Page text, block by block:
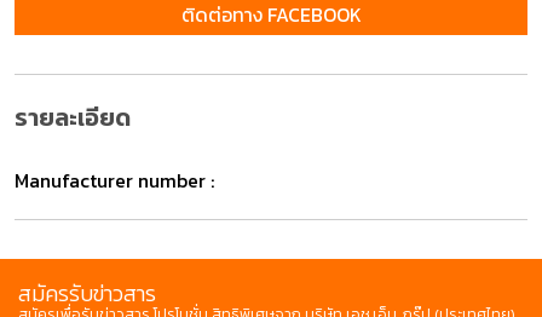
ติดต่อทาง FACEBOOK
รายละเอียด
Manufacturer number :
สมัครรับข่าวสาร